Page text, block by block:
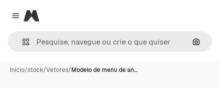
Close menu
Magnific
Início/stock/Vetores/Modelo de menu de an…